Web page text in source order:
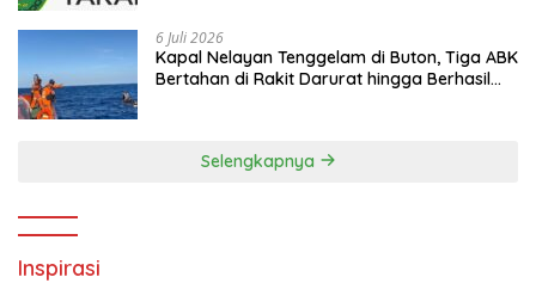
6 Juli 2026
Kapal Nelayan Tenggelam di Buton, Tiga ABK
Bertahan di Rakit Darurat hingga Berhasil
Selengkapnya
Inspirasi